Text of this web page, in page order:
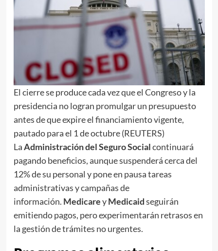
El cierre se produce cada vez que el Congreso y la
presidencia no logran promulgar un presupuesto
antes de que expire el financiamiento vigente,
pautado para el 1 de octubre (REUTERS)
LaAdministración del Seguro Socialcontinuará
pagando beneficios, aunque suspenderá cerca del
12% de su personal y pone en pausa tareas
administrativas y campañas de
información. MedicareyMedicaidseguirán
emitiendo pagos, pero experimentarán retrasos en
la gestión de trámites no urgentes.